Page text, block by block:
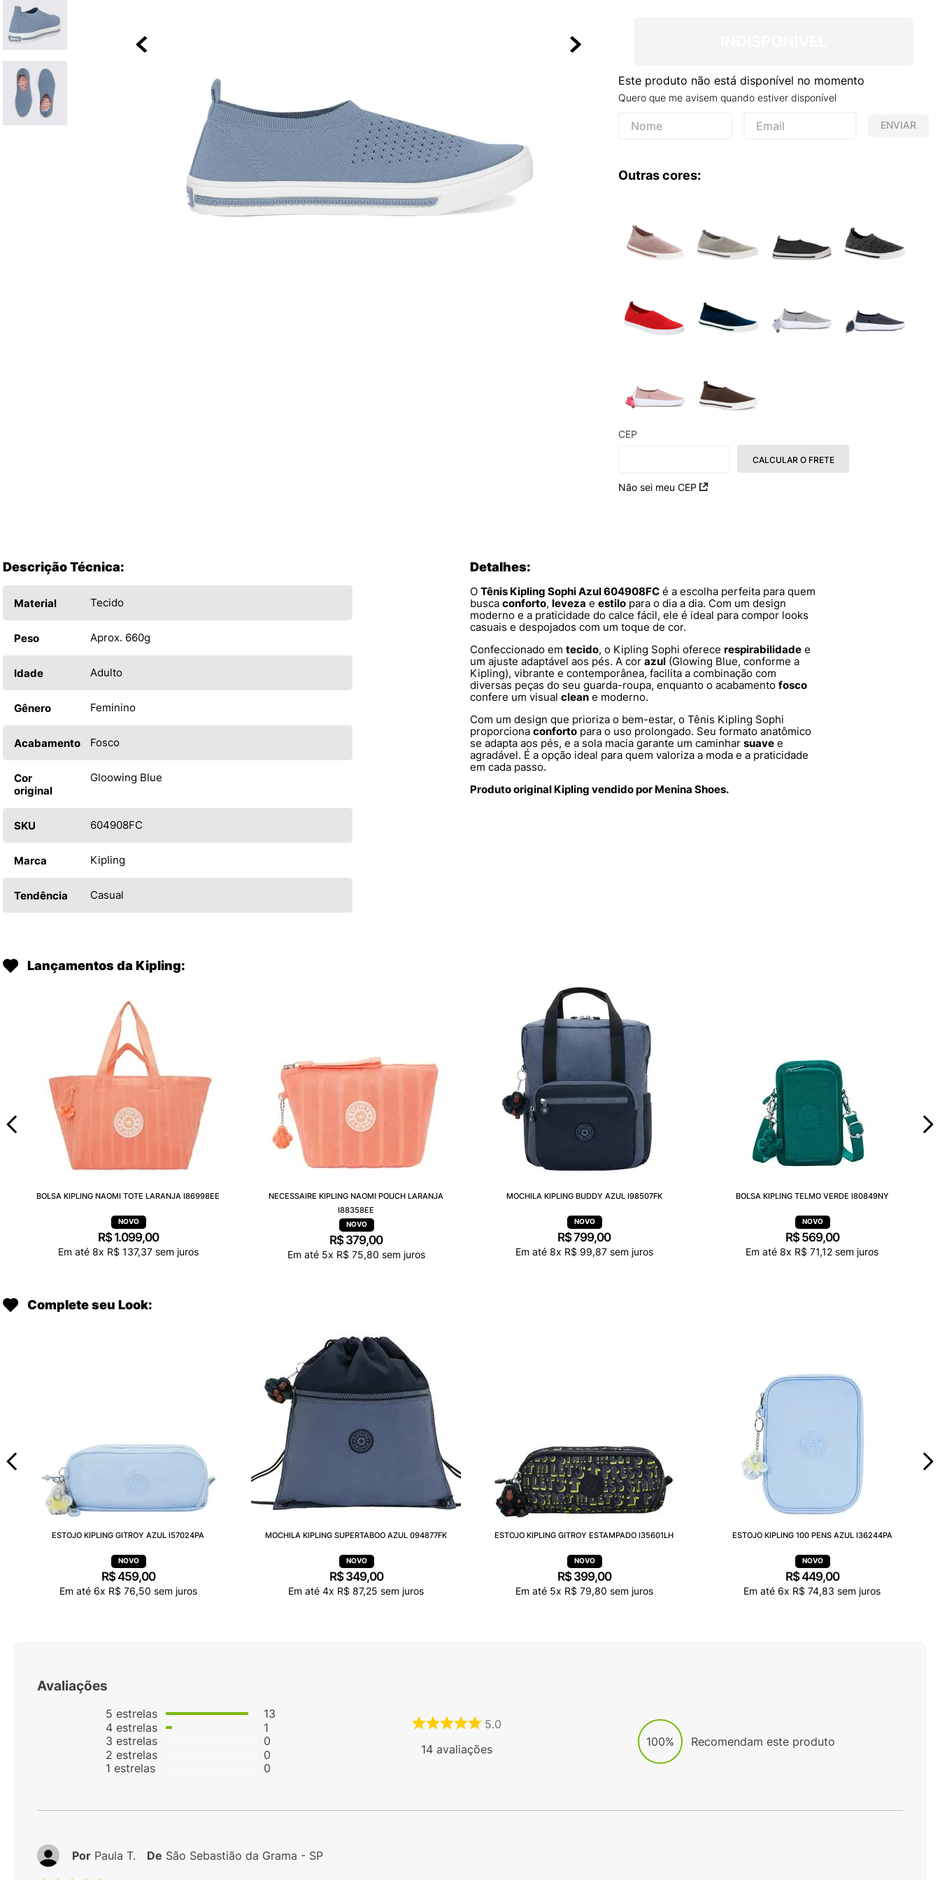
Este produto não está disponível no momento
Quero que me avisem quando estiver disponível
ENVIAR
Outras cores:
CEP
Não sei meu CEP
CALCULAR O FRETE
Descrição Técnica:
Material Tecido
Peso Aprox. 660g
Idade Adulto
Gênero Feminino
Acabamento Fosco
Cor
original
Gloowing Blue
SKU 604908FC
Marca Kipling
Tendência Casual
Detalhes:
O Tênis Kipling Sophi Azul 604908FC é a escolha perfeita para quem
busca conforto, leveza e estilo para o dia a dia. Com um design
moderno e a praticidade do calce fácil, ele é ideal para compor looks
casuais e despojados com um toque de cor.
Confeccionado em tecido, o Kipling Sophi oferece respirabilidade e
um ajuste adaptável aos pés. A cor azul (Glowing Blue, conforme a
Kipling), vibrante e contemporânea, facilita a combinação com
diversas peças do seu guarda-roupa, enquanto o acabamento fosco
confere um visual clean e moderno.
Com um design que prioriza o bem-estar, o Tênis Kipling Sophi
proporciona conforto para o uso prolongado. Seu formato anatômico
se adapta aos pés, e a sola macia garante um caminhar suave e
agradável. É a opção ideal para quem valoriza a moda e a praticidade
em cada passo.
Produto original Kipling vendido por Menina Shoes.
Lançamentos da Kipling:
BOLSA KIPLING NAOMI TOTE LARANJA I86998EE
R$ 1.099,00
Em até 8x R$ 137,37sem juros
NECESSAIRE KIPLING NAOMI POUCH LARANJA
I88358EE
R$ 379,00
Em até 5x R$ 75,80 sem juros
MOCHILA KIPLING BUDDY AZUL I98507FK
R$799,00
Em até 8x R$ 99,87sem juros
BOLSA KIPLING TELMO VERDE I80849NY
R$ 569,00
Em até 8x R$ 71,12 sem juros
Complete seu Look:
ESTOJO KIPLING GITROY AZUL I57024PA
R$459,00
Em até 6x R$ 76,50 sem juros
MOCHILA KIPLING SUPERTABOO AZUL 094877FK
R$ 349,00
Em até 4x R$ 87,25 sem juros
ESTOJO KIPLING GITROY ESTAMPADO I35601LH
R$ 399,00
Em até 5x R$ 79,80 sem juros
ESTOJO KIPLING 100 PENS AZUL I36244PA
R$449,00
Em até 6x R$ 74,83 sem juros
Avaliações
5 estrelas
4estrelas
3 estrelas
2 estrelas
1 estrelas
13
1
0
0
0
5.0
14avaliações
100% Recomendam este produto
Por Paula T. De São Sebastião da Grama - SP